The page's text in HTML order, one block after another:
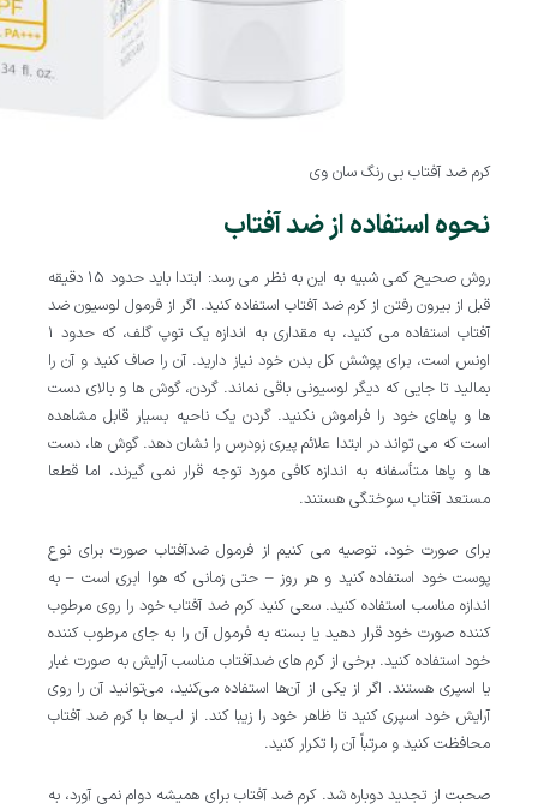
کرم ضد آفتاب بی رنگ سان وی
نحوه استفاده از ضد آفتاب
روش صحیح کمی شبیه به این به نظر می رسد: ابتدا باید حدود 15 دقیقه
قبل از بیرون رفتن از کرم ضد آفتاب استفاده کنید. اگر از فرمول لوسیون ضد
آفتاب استفاده می کنید، به مقداری به اندازه یک توپ گلف، که حدود 1
اونس است، برای پوشش کل بدن خود نیاز دارید. آن را صاف کنید و آن را
بمالید تا جایی که دیگر لوسیونی باقی نماند. گردن، گوش ها و بالای دست
ها و پاهای خود را فراموش نکنید. گردن یک ناحیه بسیار قابل مشاهده
است که می تواند در ابتدا علائم پیری زودرس را نشان دهد. گوش ها، دست
ها و پاها متأسفانه به اندازه کافی مورد توجه قرار نمی گیرند، اما قطعا
مستعد آفتاب سوختگی هستند.
برای صورت خود، توصیه می کنیم از فرمول ضدآفتاب صورت برای نوع
پوست خود استفاده کنید و هر روز – حتی زمانی که هوا ابری است – به
اندازه مناسب استفاده کنید. سعی کنید کرم ضد آفتاب خود را روی مرطوب
کننده صورت خود قرار دهید یا بسته به فرمول آن را به جای مرطوب کننده
خود استفاده کنید. برخی از کرم های ضدآفتاب مناسب آرایش به صورت غبار
یا اسپری هستند. اگر از یکی از آن‌ها استفاده می‌کنید، می‌توانید آن را روی
آرایش خود اسپری کنید تا ظاهر خود را زیبا کند. از لب‌ها با کرم ضد آفتاب
محافظت کنید و مرتباً آن را تکرار کنید.
صحبت از تجدید دوباره شد. کرم ضد آفتاب برای همیشه دوام نمی آورد، به